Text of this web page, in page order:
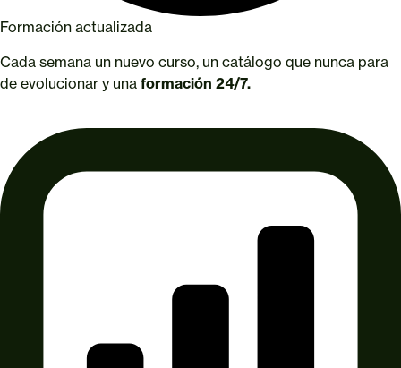
Formación actualizada
Cada semana un nuevo curso, un catálogo que nunca para
de evolucionar y una formación 24/7.